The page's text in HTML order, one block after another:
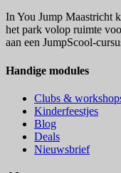
In You Jump Maastricht
het park volop ruimte
aan een JumpScool-
Handige modules
Clubs &
Kinderfeestjes
Blog
Deals
Nieuwsbrief